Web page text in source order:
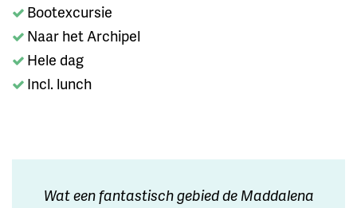
Bootexcursie
Naar het Archipel
Hele dag
Incl. lunch
Wat een fantastisch gebied de Maddalena